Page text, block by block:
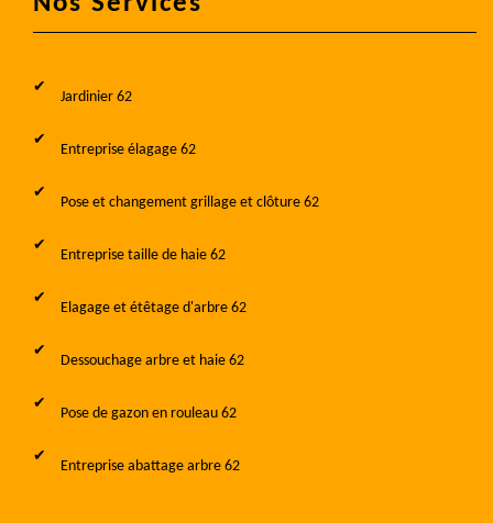
Jardinier 62
Entreprise élagage 62
Pose et changement grillage et clôture 62
Entreprise taille de haie 62
Elagage et étêtage d'arbre 62
Dessouchage arbre et haie 62
Pose de gazon en rouleau 62
Entreprise abattage arbre 62